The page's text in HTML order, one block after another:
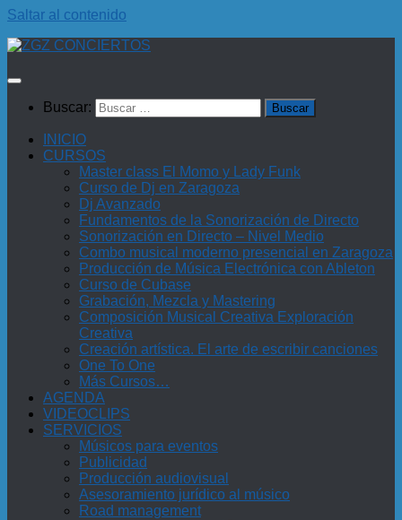
Saltar al contenido
Buscar:
INICIO
CURSOS
Master class El Momo y Lady Funk
Curso de Dj en Zaragoza
Dj Avanzado
Fundamentos de la Sonorización de Directo
Sonorización en Directo – Nivel Medio
Combo musical moderno presencial en Zaragoza
Producción de Música Electrónica con Ableton
Curso de Cubase
Grabación, Mezcla y Mastering
Composición Musical Creativa Exploración
Creativa
Creación artística. El arte de escribir canciones
One To One
Más Cursos…
AGENDA
VIDEOCLIPS
SERVICIOS
Músicos para eventos
Publicidad
Producción audiovisual
Asesoramiento jurídico al músico
Road management